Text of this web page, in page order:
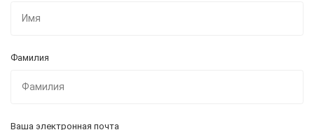
Фамилия
Ваша электронная почта